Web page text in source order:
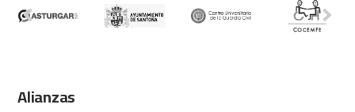
Alianzas